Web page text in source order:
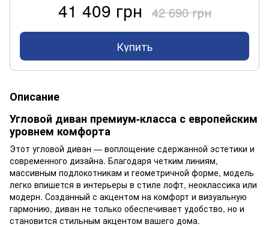
41 409 грн 42 690 грн
Купить
Описание
Угловой диван премиум-класса с европейским
уровнем комфорта
Этот угловой диван — воплощение сдержанной эстетики и
современного дизайна. Благодаря четким линиям,
массивным подлокотникам и геометричной форме, модель
легко впишется в интерьеры в стиле лофт, неоклассика или
модерн. Созданный с акцентом на комфорт и визуальную
гармонию, диван не только обеспечивает удобство, но и
становится стильным акцентом вашего дома.